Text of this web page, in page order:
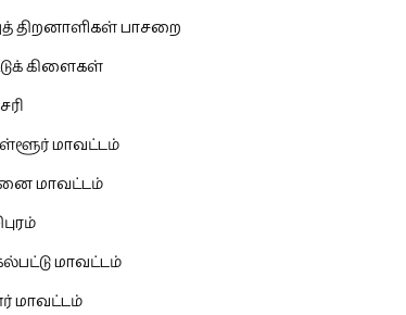
திறனாளிகள் பாசறை
கிளைகள்
மாவட்டம்
மாவட்டம்
மாவட்டம்
மாவட்டம்